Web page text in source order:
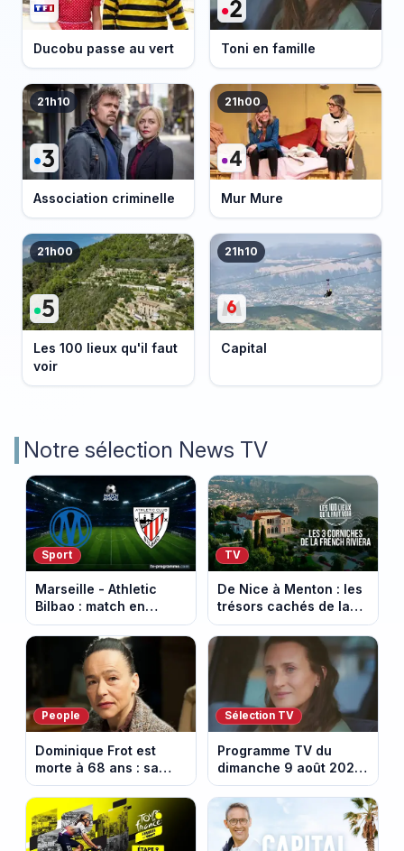
Ducobu passe au vert Toni en famille
21h10
Association criminelle
21h00
Mur Mure
21h00
Les 100 lieux qu'il faut
voir
21h10
Capital
Notre sélection News TV
Sport
Marseille - Athletic
Bilbao : match en
direct sur Ligue 1+ à
17h30 (amical du 9
août 2026)
TV
De Nice à Menton : les
trésors cachés de la
French Riviera dévoilés
dans les 100 lieux qu'il
faut voir
People
Dominique Frot est
morte à 68 ans : sa
sœur Catherine Frot
annonce la triste
nouvelle
Sélection TV
Programme TV du
dimanche 9 août 2026
: notre sélection pour
votre soirée télé